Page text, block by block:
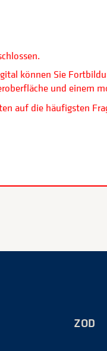
können Sie
und einem
auf die häufigsten
ZOD